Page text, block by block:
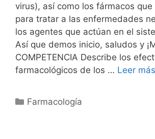
virus), así como los fármacos que
para tratar a las enfermedades
los agentes que actúan en el
Así que demos inicio, saludos y
COMPETENCIA Describe los
farmacológicos de los … Leer más
Categorías
Farmacología